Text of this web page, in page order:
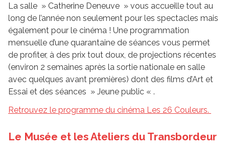
La salle » Catherine Deneuve » vous accueille tout au
long de l’année non seulement pour les spectacles mais
également pour le cinéma ! Une programmation
mensuelle d’une quarantaine de séances vous permet
de profiter, à des prix tout doux, de projections récentes
(environ 2 semaines après la sortie nationale en salle
avec quelques avant premières) dont des films d’Art et
Essai et des séances » Jeune public « .
Retrouvez le programme du cinéma Les 26 Couleurs.
Le Musée et les Ateliers du Transbordeur